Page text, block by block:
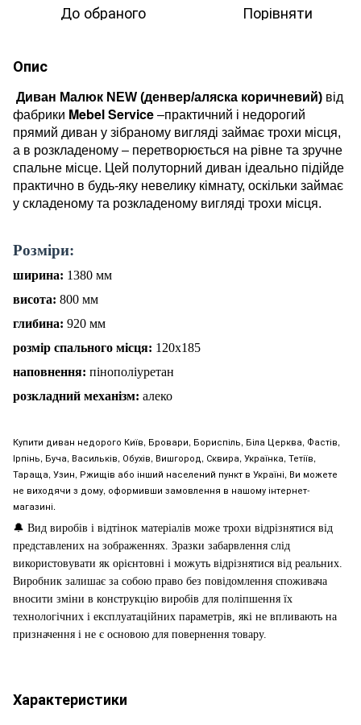
До обраного Порівняти
Опис
Диван Малюк NEW (денвер/аляска коричневий) від
фабрики Mebel Service –практичний і недорогий
прямий диван у зібраному вигляді займає трохи місця,
а в розкладеному – перетворюється на рівне та зручне
спальне місце. Цей полуторний диван ідеально підійде
практично в будь-яку невелику кімнату, оскільки займає
у складеному та розкладеному вигляді трохи місця.
Розміри:
ширина: 1380 мм
висота: 800 мм
глибина: 920 мм
розмір спального місця: 120х185
наповнення: пінополіуретан
розкладний механізм: алеко
Купити диван недорого Київ, Бровари, Бориспіль, Біла Церква, Фастів,
Ірпінь, Буча, Васильків, Обухів, Вишгород, Сквира, Українка, Тетіїв,
Тараща, Узин, Ржищів або інший населений пункт в Україні, Ви можете
не виходячи з дому, оформивши замовлення в нашому інтернет-
магазині.
🔔 Вид виробів і відтінок матеріалів може трохи відрізнятися від
представлених на зображеннях. Зразки забарвлення слід
використовувати як орієнтовні і можуть відрізнятися від реальних.
Виробник залишає за собою право без повідомлення споживача
вносити зміни в конструкцію виробів для поліпшення їх
технологічних і експлуатаційних параметрів, які не впливають на
призначення і не є основою для повернення товару.
Характеристики